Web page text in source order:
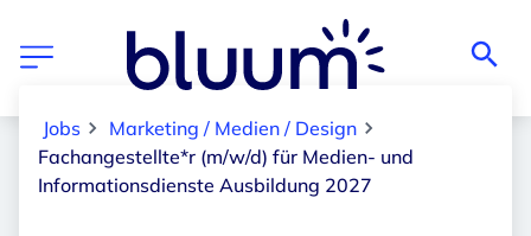
Jobs
Marketing / Medien / Design
Fachangestellte*r (m/w/d) für Medien- und
Informationsdienste Ausbildung 2027